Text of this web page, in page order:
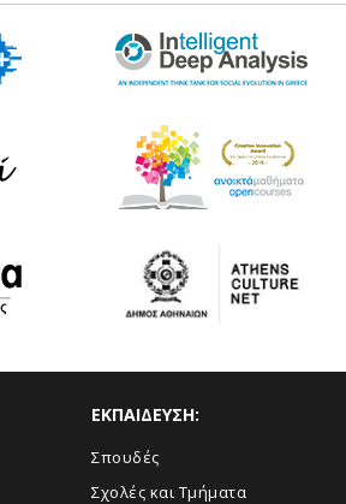
ΕΚΠΑΙΔΕΥΣΗ:
Σπουδές
Σχολές και Τμήματα